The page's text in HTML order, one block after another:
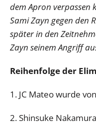
dem Apron verpassen
Sami Zayn gegen den
später in den
Zayn seinem Angriff
Reihenfolge der
1. JC Mateo wurde
2. Shinsuke